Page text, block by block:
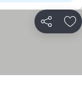
Paylaş